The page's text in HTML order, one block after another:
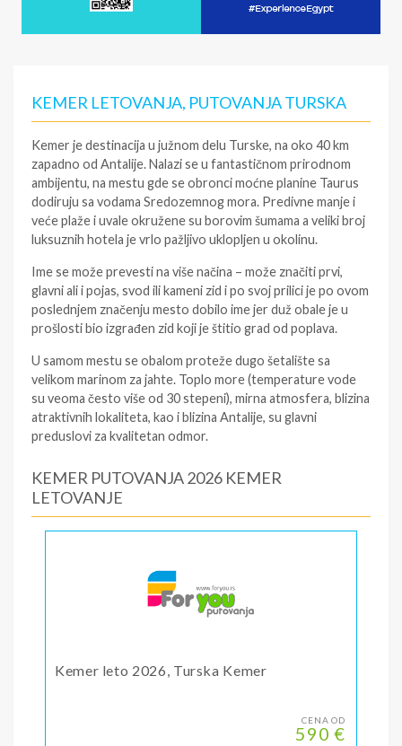
KEMER LETOVANJA, PUTOVANJA TURSKA
Kemer je destinacija u južnom delu Turske, na oko 40 km
zapadno od Antalije. Nalazi se u fantastičnom prirodnom
ambijentu, na mestu gde se obronci moćne planine Taurus
dodiruju sa vodama Sredozemnog mora. Predivne manje i
veće plaže i uvale okružene su borovim šumama a veliki broj
luksuznih hotela je vrlo pažljivo uklopljen u okolinu.
Ime se može prevesti na više načina – može značiti prvi,
glavni ali i pojas, svod ili kameni zid i po svoj prilici je po ovom
poslednjem značenju mesto dobilo ime jer duž obale je u
prošlosti bio izgrađen zid koji je štitio grad od poplava.
U samom mestu se obalom proteže dugo šetalište sa
velikom marinom za jahte. Toplo more (temperature vode
su veoma često više od 30 stepeni), mirna atmosfera, blizina
atraktivnih lokaliteta, kao i blizina Antalije, su glavni
preduslovi za kvalitetan odmor.
KEMER PUTOVANJA 2026 KEMER
LETOVANJE
Kemer leto 2026, Turska Kemer
CENA OD
590 €